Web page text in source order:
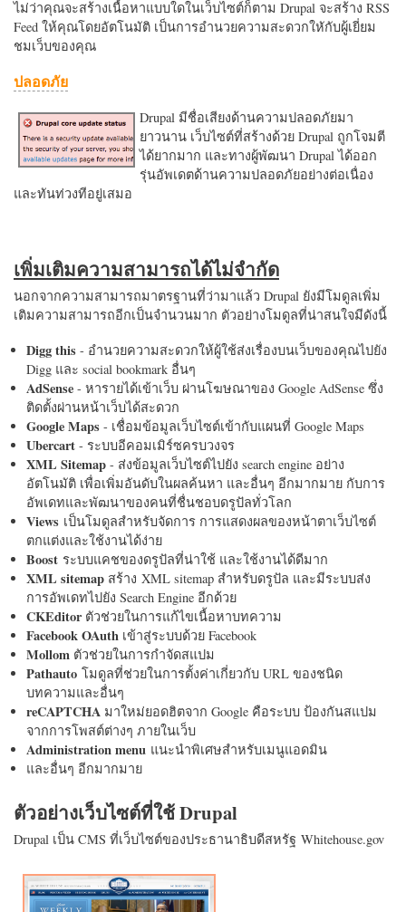
ไม่ว่าคุณจะสร้างเนื้อหาแบบใดในเว็บไซต์ก็ตาม Drupal จะสร้าง RSS
Feed ให้คุณโดยอัตโนมัติ เป็นการอำนวยความสะดวกใหักับผู้เยี่ยม
ชมเว็บของคุณ
ปลอดภัย
Drupal มีชื่อเสียงด้านความปลอดภัยมา
ยาวนาน เว็บไซต์ที่สร้างด้วย Drupal ถูกโจมตี
ได้ยากมาก และทางผู้พัฒนา Drupal ได้ออก
รุ่นอัพเดตด้านความปลอดภัยอย่างต่อเนื่อง
และทันท่วงทีอยู่เสมอ
เพิ่มเติมความสามารถได้ไม่จำกัด
นอกจากความสามารถมาตรฐานที่ว่ามาแล้ว Drupal ยังมีโมดูลเพิ่ม
เติมความสามารถอีกเป็นจำนวนมาก ตัวอย่างโมดูลที่น่าสนใจมีดังนี้
Digg this - อำนวยความสะดวกให้ผู้ใช้ส่งเรื่องบนเว็บของคุณไปยัง
Digg และ social bookmark อื่นๆ
AdSense - หารายได้เข้าเว็บ ผ่านโฆษณาของ Google AdSense ซึ่ง
ติดตั้งผ่านหน้าเว็บได้สะดวก
Google Maps - เชื่อมข้อมูลเว็บไซต์เข้ากับแผนที่ Google Maps
Ubercart - ระบบอีคอมเมิร์ซครบวงจร
XML Sitemap - ส่งข้อมูลเว็บไซต์ไปยัง search engine อย่าง
อัตโนมัติ เพื่อเพิ่มอันดับในผลค้นหา และอื่นๆ อีกมากมาย กับการ
อัพเดทและพัฒนาของคนที่ชื่นชอบดรูปัลทั่วโลก
Views เป็นโมดูลสำหรับจัดการ การแสดงผลของหน้าตาเว็บไซต์
ตกแต่งและใช้งานได้ง่าย
Boost ระบบแคชของดรูปัลที่น่าใช้ และใช้งานได้ดีมาก
XML sitemap สร้าง XML sitemap สำหรับดรูปัล และมีระบบส่ง
การอัพเดทไปยัง Search Engine อีกด้วย
CKEditorตัวช่วยในการแก้ไขเนื้อหาบทความ
Facebook OAuth เข้าสู่ระบบด้วย Facebook
Mollom ตัวช่วยในการกำจัดสแปม
Pathauto โมดูลที่ช่วยในการตั้งค่าเกี่ยวกับ URL ของชนิด
บทความและอื่นๆ
reCAPTCHA มาใหม่ยอดฮิตจาก Google คือระบบ ป้องกันสแปม
จากการโพสต์ต่างๆ ภายในเว็บ
Administration menu แนะนำพิเศษสำหรับเมนูแอดมิน
และอื่นๆ อีกมากมาย
ตัวอย่างเว็บไซต์ที่ใช้ Drupal
Drupal เป็น CMS ที่เว็บไซต์ของประธานาธิบดีสหรัฐ Whitehouse.gov